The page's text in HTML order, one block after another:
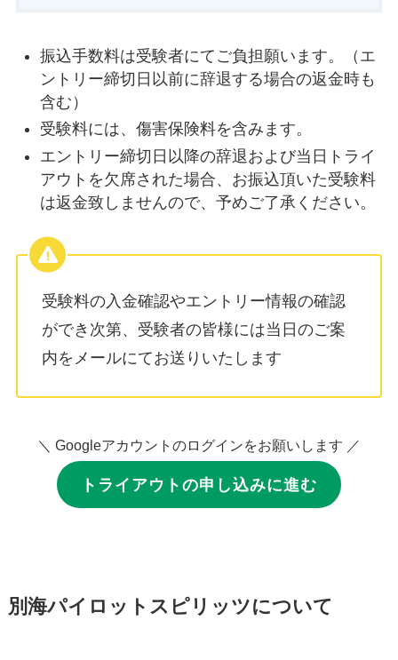
振込手数料は受験者にてご負担願います。（エ
ントリー締切日以前に辞退する場合の返金時も
含む）
受験料には、傷害保険料を含みます。
エントリー締切日以降の辞退および当日トライ
アウトを欠席された場合、お振込頂いた受験料
は返金致しませんので、予めご了承ください。
受験料の入金確認やエントリー情報の確認
ができ次第、受験者の皆様には当日のご案
内をメールにてお送りいたします
＼ Googleアカウントのログインをお願いします ／
トライアウトの申し込みに進む
別海パイロットスピリッツについて